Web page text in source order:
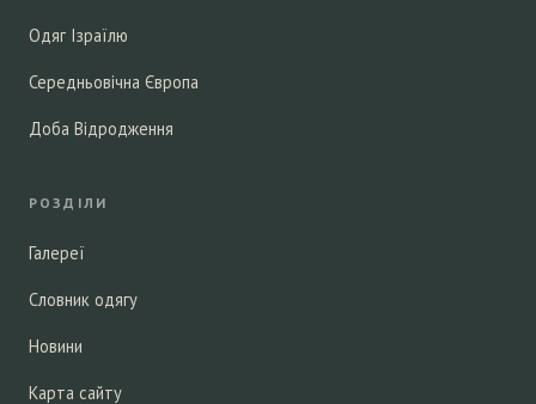
Одяг Ізраїлю
Середньовічна Європа
Доба Відродження
РОЗДІЛИ
Галереї
Словник одягу
Новини
Карта сайту